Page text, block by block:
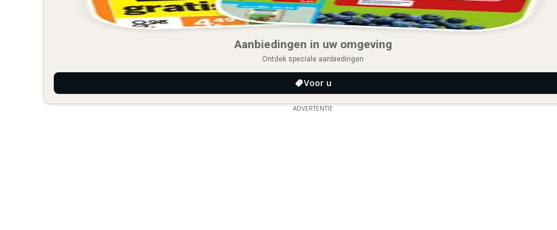
Aanbiedingen in uw omgeving
Ontdek speciale aanbiedingen
Voor u
ADVERTENTIE